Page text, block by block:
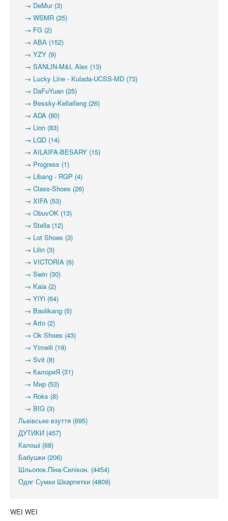
→ DeMur (3)
→ WSMR (25)
→ FG (2)
→ АВА (152)
→ YZY (9)
→ SANLIN-M&L Alex (13)
→ Lucky Line - Kulada-UCSS-MD (73)
→ DaFuYuan (25)
→ Bessky-Kellaifeng (26)
→ ADA (80)
→ Lion (83)
→ LQD (14)
→ AILAIFA-BESARY (15)
→ Progress (1)
→ Libang - RGP (4)
→ Class-Shoes (26)
→ XIFA (53)
→ ObuvOK (13)
→ Stella (12)
→ Lot Shoes (3)
→ Lilin (3)
→ VICTORIA (6)
→ Swin (30)
→ Kaia (2)
→ YiYi (64)
→ Baolikang (5)
→ Arto (2)
→ Ok Shoes (43)
→ Yimeili (19)
→ Svit (8)
→ КалориЯ (31)
→ Мир (53)
→ Roks (8)
→ BIG (3)
Львівське взуття (695)
ДУТИКИ (457)
Калоші (68)
Бабушки (206)
Шльопок.Піна-Силікон. (4454)
Одяг Сумки Шкарпетки (4809)
WEI WEI